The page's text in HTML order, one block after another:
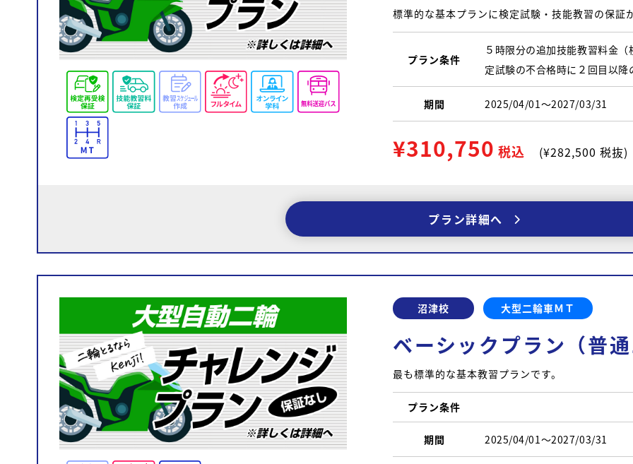
標準的な基本プランに検定試験・技能教習の保証
プラン条件
５時限分の追加技能教習料金
定試験の不合格時に２回目以
期間 2025/04/01〜2027/03/31
¥310,750 税込 (¥282,500 税抜)
プラン詳細へ
沼津校 大型二輪車ＭＴ
ベーシックプラン（普
最も標準的な基本教習プランです。
プラン条件
期間 2025/04/01〜2027/03/31